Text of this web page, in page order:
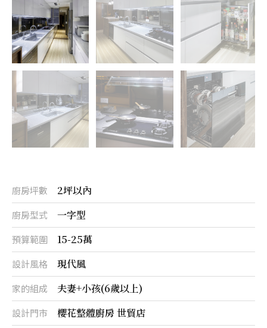
廚房坪數 2坪以內
廚房型式 一字型
預算範圍 15-25萬
設計風格 現代風
家的組成 夫妻+小孩(6歲以上)
設計門市 櫻花整體廚房 世貿店